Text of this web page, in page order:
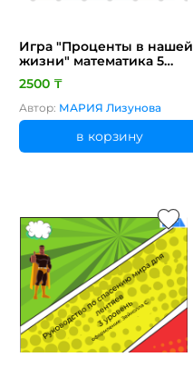
Игра "Проценты в нашей
жизни" математика 5
класс
2500 ₸
Автор: МАРИЯ Лизунова
в корзину